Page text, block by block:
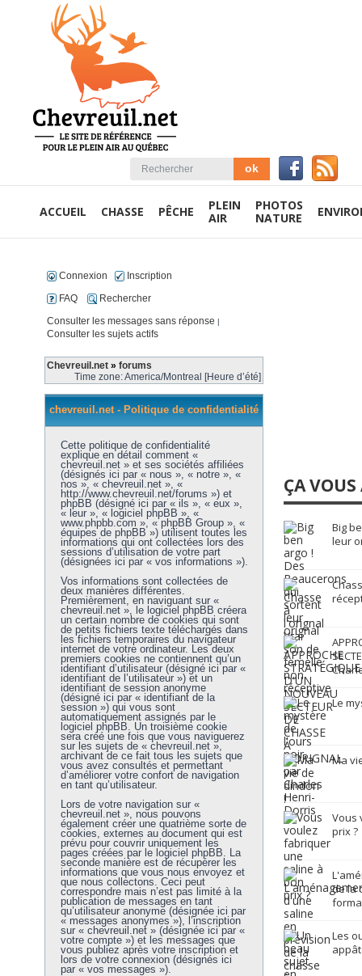
ACCUEIL CHASSE PÊCHE
PLEIN
AIR
PHOTOS
NATURE
Connexion
Inscription
FAQ
Rechercher
Consulter les messages sans réponse |
Consulter les sujets actifs
Chevreuil.net » forums
Time zone: America/Montreal [Heure d’été]
chevreuil.net - Politique de confidentialité
Cette politique de confidentialité
explique en détail comment «
chevreuil.net » et ses sociétés affiliées
(désignés ici par « nous », « notre », «
nos », « chevreuil.net », «
http://www.chevreuil.net/forums ») et
phpBB (désigné ici par « ils », « eux »,
« leur », « logiciel phpBB », «
www.phpbb.com », « phpBB Group », «
équipes de phpBB ») utilisent toutes les
informations qui ont collectées lors des
sessions d’utilisation de votre part
(désignées ici par « vos informations »).
Vos informations sont collectées de
deux manières différentes.
Premièrement, en naviguant sur «
chevreuil.net », le logiciel phpBB créera
un certain nombre de cookies qui sont
de petits fichiers texte téléchargés dans
les fichiers temporaires du navigateur
internet de votre ordinateur. Les deux
premiers cookies ne contiennent qu’un
identifiant d’utilisateur (désigné ici par «
identifiant de l’utilisateur ») et un
identifiant de session anonyme
(désigné ici par « identifiant de la
session ») qui vous sont
automatiquement assignés par le
logiciel phpBB. Un troisième cookie
sera créé une fois que vous naviguerez
sur les sujets de « chevreuil.net »,
archivant de ce fait tous les sujets que
vous avez consultés et permettant
d’améliorer votre confort de navigation
en tant qu’utilisateur.
Lors de votre navigation sur «
chevreuil.net », nous pouvons
également créer une quatrième sorte de
cookies, externes au document qui est
prévu pour couvrir uniquement les
pages créées par le logiciel phpBB. La
seconde manière est de récupérer les
informations que vous nous envoyez et
que nous collectons. Ceci peut
correspondre mais n’est pas limité à la
publication de messages en tant
qu’utilisateur anonyme (désignée ici par
« messages anonymes »), l’inscription
sur « chevreuil.net » (désignée ici par «
votre compte ») et les messages que
vous publiez après votre inscription et
lors de votre connexion (désignés ici
par « vos messages »).
ÇA VOUS
Big
leur
Le
Ma
Vous
prix ?
de la
Les